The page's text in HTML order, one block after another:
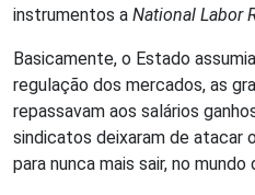
instrumentos a National Labor
Basicamente, o Estado
regulação dos mercados, as
repassavam aos salários
sindicatos deixaram de atacar
para nunca mais sair, no mundo